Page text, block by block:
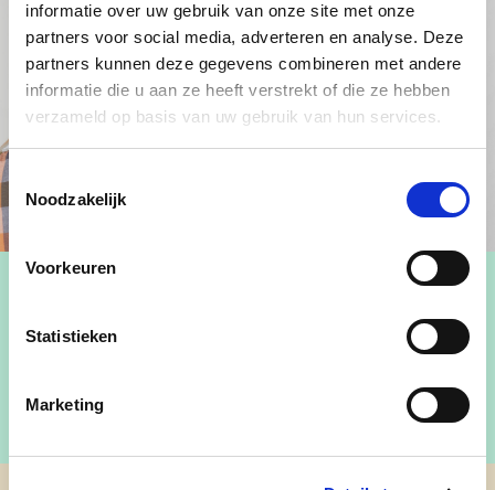
informatie over uw gebruik van onze site met onze
partners voor social media, adverteren en analyse. Deze
partners kunnen deze gegevens combineren met andere
informatie die u aan ze heeft verstrekt of die ze hebben
verzameld op basis van uw gebruik van hun services.
Toestemmingsselectie
Noodzakelijk
Voorkeuren
Statistieken
Marketing